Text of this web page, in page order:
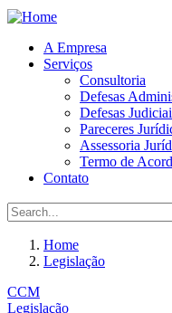
A Empresa
Serviços
Consultoria
Defesas
Defesas
Pareceres
Assessoria
Termo de
Contato
Home
Legislação
CCM
Legislação